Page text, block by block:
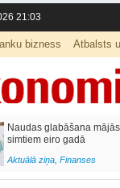
21:03
bizness Atbalsts
Naudas glabāšana
simtiem eiro gadā
Aktuālā ziņa, Finanses